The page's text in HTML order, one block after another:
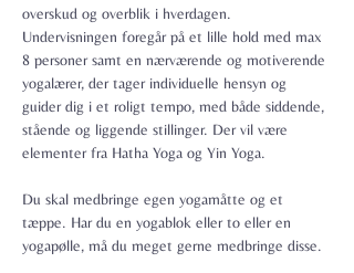
overskud og overblik i hverdagen.
Undervisningen foregår på et lille hold med max
8 personer samt en nærværende og motiverende
yogalærer, der tager individuelle hensyn og
guider dig i et roligt tempo, med både siddende,
stående og liggende stillinger. Der vil være
elementer fra Hatha Yoga og Yin Yoga.
Du skal medbringe egen yogamåtte og et
tæppe. Har du en yogablok eller to eller en
yogapølle, må du meget gerne medbringe disse.